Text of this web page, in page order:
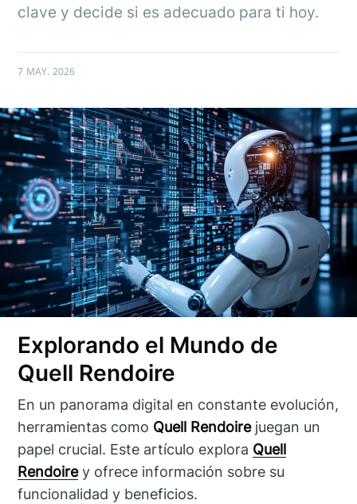
clave y decide si es adecuado para ti hoy.
7 MAY. 2026
Explorando el Mundo de
Quell Rendoire
En un panorama digital en constante evolución,
herramientas como Quell Rendoirejuegan un
papel crucial. Este artículo explora Quell
Rendoirey ofrece información sobre su
funcionalidad y beneficios.